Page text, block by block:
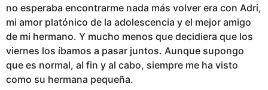
no esperaba encontrarme nada más volver era con Adri,
mi amor platónico de la adolescencia y el mejor amigo
de mi hermano. Y mucho menos que decidiera que los
viernes los íbamos a pasar juntos. Aunque supongo
que es normal, al fin y al cabo, siempre me ha visto
como su hermana pequeña.